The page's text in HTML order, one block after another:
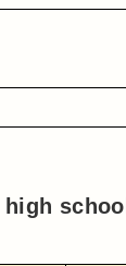
school